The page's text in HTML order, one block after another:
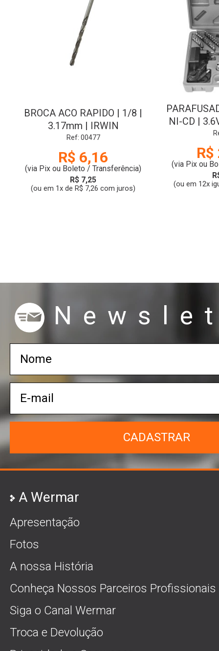
BROCA ACO RAPIDO | 1/8 |
3.17mm | IRWIN
Ref: 00477
R$ 6,16
(via Pix ou Boleto / Transferência)
R$ 7,25
(ou em 1x de R$ 7,26 com juros)
NI-CD |
BIVOLT
(via Pix ou
(ou em 12x
CADASTRAR
A Wermar
Apresentação
Fotos
A nossa História
Conheça Nossos Parceiros Profissionais
Siga o Canal Wermar
Troca e Devolução